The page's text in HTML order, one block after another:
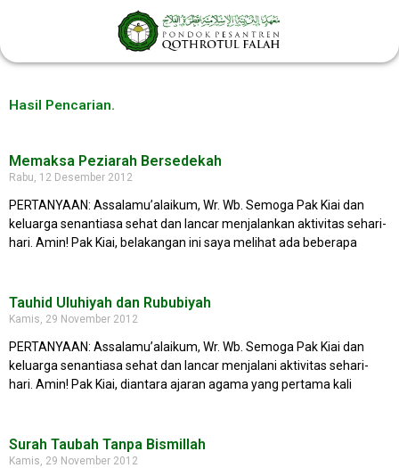
konten
Hasil Pencarian.
Memaksa Peziarah Bersedekah
Rabu, 12 Desember 2012
PERTANYAAN: Assalamu’alaikum, Wr. Wb. Semoga Pak Kiai dan
keluarga senantiasa sehat dan lancar menjalankan aktivitas sehari-
hari. Amin! Pak Kiai, belakangan ini saya melihat ada beberapa
Tauhid Uluhiyah dan Rububiyah
Kamis, 29 November 2012
PERTANYAAN: Assalamu’alaikum, Wr. Wb. Semoga Pak Kiai dan
keluarga senantiasa sehat dan lancar menjalani aktivitas sehari-
hari. Amin! Pak Kiai, diantara ajaran agama yang pertama kali
Surah Taubah Tanpa Bismillah
Kamis, 29 November 2012
PagePagePagePage